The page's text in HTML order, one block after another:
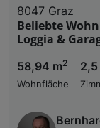
8047 Graz
Beliebte
Loggia &
58,94 m2
Wohnfläche
2,5